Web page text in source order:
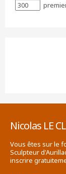
Nicolas LE
Vous êtes sur le
Sculpteur
inscrire